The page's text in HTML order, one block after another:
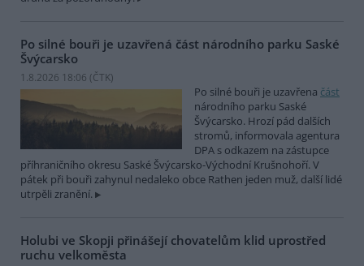
Po silné bouři je uzavřená část národního parku Saské
Švýcarsko
1.8.2026 18:06 (ČTK)
Po silné bouři je uzavřena část
národního parku Saské
Švýcarsko. Hrozí pád dalších
stromů, informovala agentura
DPA s odkazem na zástupce
příhraničního okresu Saské Švýcarsko-Východní Krušnohoří. V
pátek při bouři zahynul nedaleko obce Rathen jeden muž, další lidé
utrpěli zranění.
Holubi ve Skopji přinášejí chovatelům klid uprostřed
ruchu velkoměsta